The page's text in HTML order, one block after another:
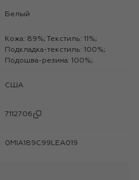
Белый
Кожа: 89%; Текстиль: 11%;
Подкладка-текстиль: 100%;
Подошва-резина: 100%;
США
7112706
0MIA189C99LEA019